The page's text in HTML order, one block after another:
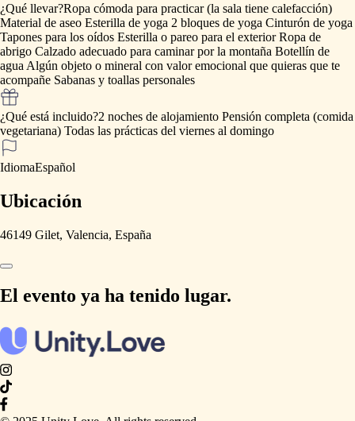
¿Qué llevar?Ropa cómoda para practicar (la sala tiene calefacción)
Material de aseo Esterilla de yoga 2 bloques de yoga Cinturón de yoga
Tapones para los oídos Esterilla o pareo para el exterior Ropa de
abrigo Calzado adecuado para caminar por la montaña Botellín de
agua Algún objeto o mineral con valor emocional que quieras que te
acompañe Sabanas y toallas personales
¿Qué está incluido?2 noches de alojamiento Pensión completa (comida
vegetariana) Todas las prácticas del viernes al domingo
IdiomaEspañol
Ubicación
46149 Gilet, Valencia, España
El evento ya ha tenido lugar.